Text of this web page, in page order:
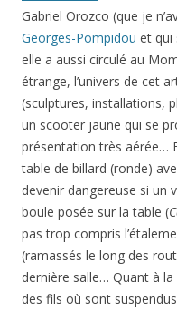
Gabriel Orozco (que je
Georges-Pompidou et qui
elle a aussi circulé au
étrange, l’univers de cet
(sculptures, installations,
un scooter jaune qui se
présentation très aérée…
table de billard (ronde)
devenir dangereuse si un
boule posée sur la table (
pas trop compris
(ramassés le long des
dernière salle… Quant à
des fils où sont